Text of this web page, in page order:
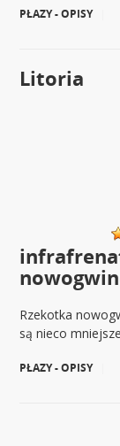
PŁAZY - OPISY
Litoria
Rzekotka
są nieco
PŁAZY - OPISY